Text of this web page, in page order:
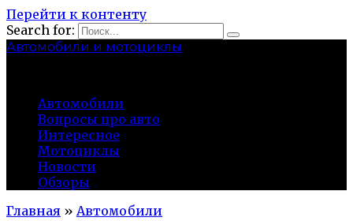
Перейти к контенту
Search for:
Автомобили и мотоциклы
Автомобили
Вопросы про авто
Интересное
Мотоциклы
Новости
Обзоры
Главная » Автомобили